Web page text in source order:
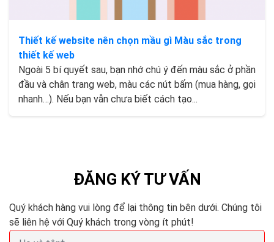
Thiết kế website nên chọn mầu gì Màu sắc trong
thiết kế web
Ngoài 5 bí quyết sau, bạn nhớ chú ý đến màu sắc ở phần
đầu và chân trang web, màu các nút bấm (mua hàng, gọi
nhanh…). Nếu bạn vẫn chưa biết cách tạo...
ĐĂNG KÝ TƯ VẤN
Quý khách hàng vui lòng để lại thông tin bên dưới. Chúng tôi
sẽ liên hệ với Quý khách trong vòng ít phút!